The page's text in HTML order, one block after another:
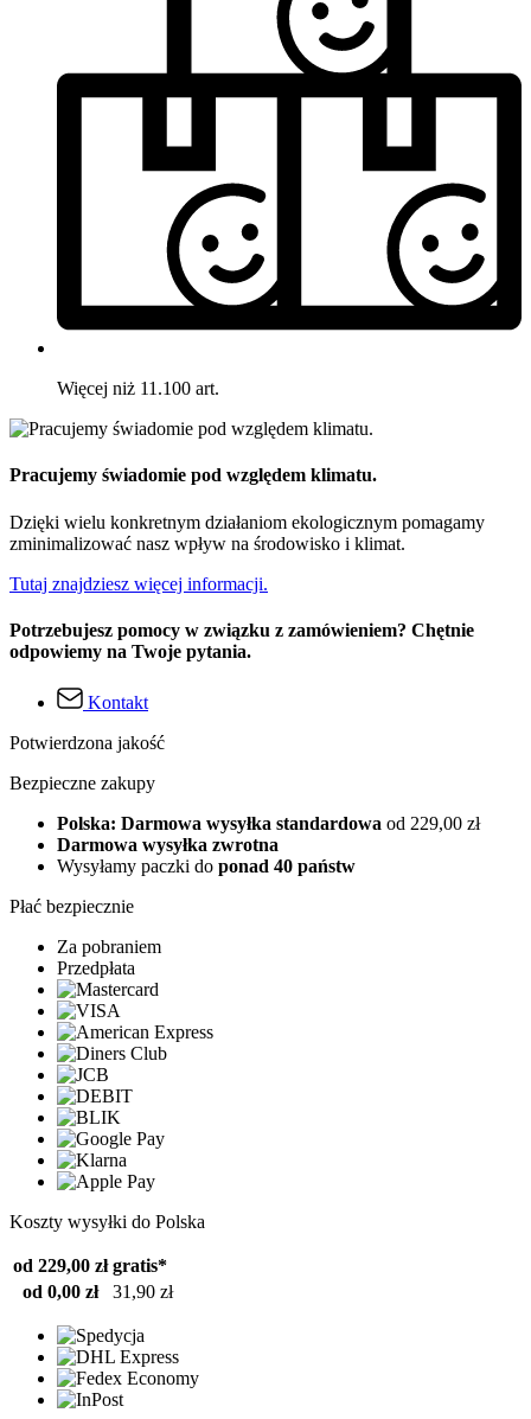
Więcej niż 11.100 art.
Pracujemy świadomie pod względem klimatu.
Dzięki wielu konkretnym działaniom ekologicznym pomagamy
zminimalizować nasz wpływ na środowisko i klimat.
Tutaj znajdziesz więcej informacji.
Potrzebujesz pomocy w związku z zamówieniem? Chętnie
odpowiemy na Twoje pytania.
Kontakt
Potwierdzona jakość
Bezpieczne zakupy
Polska: Darmowa wysyłka standardowa od 229,00 zł
Darmowa wysyłka zwrotna
Wysyłamy paczki do ponad 40 państw
Płać bezpiecznie
Za pobraniem
Przedpłata
Koszty wysyłki do Polska
od 229,00 zł gratis*
od 0,00 zł
31,90 zł